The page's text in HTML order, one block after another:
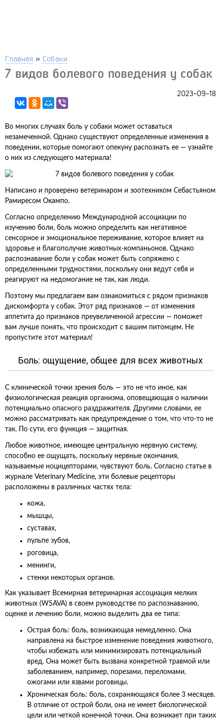
Главная » Собаки
7 видов болевого поведения у собак
2023-09-18
Во многих случаях боль у собаки может оставаться
незамеченной. Однако существуют определенные изменения в
поведении, которые помогают опекуну распознать ее — узнайте
о них из следующего материала!
Написано и проверено ветеринаром и зоотехником Себастьяном
Рамиресом Окампо.
Согласно определению Международной ассоциации по
изучению боли, боль можно определить как негативное
сенсорное и эмоциональное переживание, которое влияет на
здоровье и благополучие животных-компаньонов. Однако
распознавание боли у собак может быть сопряжено с
определенными трудностями, поскольку они ведут себя и
реагируют на недомогание не так, как люди.
Поэтому мы предлагаем вам ознакомиться с рядом признаков
дискомфорта у собак. Этот ряд признаков — от изменения
аппетита до признаков преувеличенной агрессии — поможет
вам лучше понять, что происходит с вашим питомцем. Не
пропустите этот материал!
Боль: ощущение, общее для всех животных
С клинической точки зрения боль — это не что иное, как
физиологическая реакция организма, оповещающая о наличии
потенциально опасного раздражителя. Другими словами, ее
можно рассматривать как предупреждение о том, что что-то не
так. По сути, его функция — защитная.
Любое животное, имеющее центральную нервную систему,
способно ее ощущать, поскольку нервные окончания,
называемые ноцицепторами, чувствуют боль. Согласно статье в
журнале Veterinary Medicine, эти болевые рецепторы
расположены в различных частях тела:
кожа,
мышцы,
суставах,
пульпе зубов,
роговица,
менинги,
стенки некоторых органов.
Как указывает Всемирная ветеринарная ассоциация мелких
животных (WSAVA) в своем руководстве по распознаванию,
оценке и лечению боли, можно выделить два ее типа:
Острая боль: боль, возникающая немедленно. Она
направлена на быстрое изменение поведения животного,
чтобы избежать или минимизировать потенциальный
вред. Она может быть вызвана конкретной травмой или
заболеванием, например, порезами, переломами,
ожогами или язвами роговицы.
Хроническая боль: боль, сохраняющаяся более 3 месяцев.
В отличие от острой боли, она не имеет биологической
цели или четкой конечной точки. Она возникает при таких